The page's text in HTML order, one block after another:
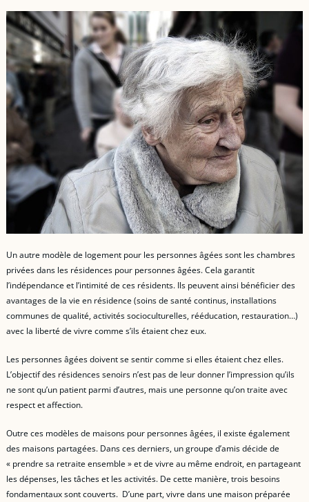
Un autre modèle de logement pour les personnes âgées sont les chambres
privées dans les résidences pour personnes âgées. Cela garantit
l’indépendance et l’intimité de ces résidents. Ils peuvent ainsi bénéficier des
avantages de la vie en résidence (soins de santé continus, installations
communes de qualité, activités socioculturelles, rééducation, restauration…)
avec la liberté de vivre comme s’ils étaient chez eux.
Les personnes âgées doivent se sentir comme si elles étaient chez elles.
L’objectif des résidences senoirs n’est pas de leur donner l’impression qu’ils
ne sont qu’un patient parmi d’autres, mais une personne qu’on traite avec
respect et affection.
Outre ces modèles de maisons pour personnes âgées, il existe également
des maisons partagées. Dans ces derniers, un groupe d’amis décide de
« prendre sa retraite ensemble » et de vivre au même endroit, en partageant
les dépenses, les tâches et les activités. De cette manière, trois besoins
fondamentaux sont couverts. D’une part, vivre dans une maison préparée